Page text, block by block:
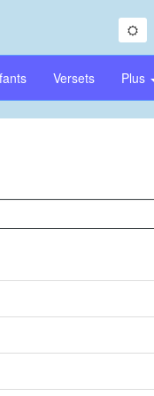
Versets Plus